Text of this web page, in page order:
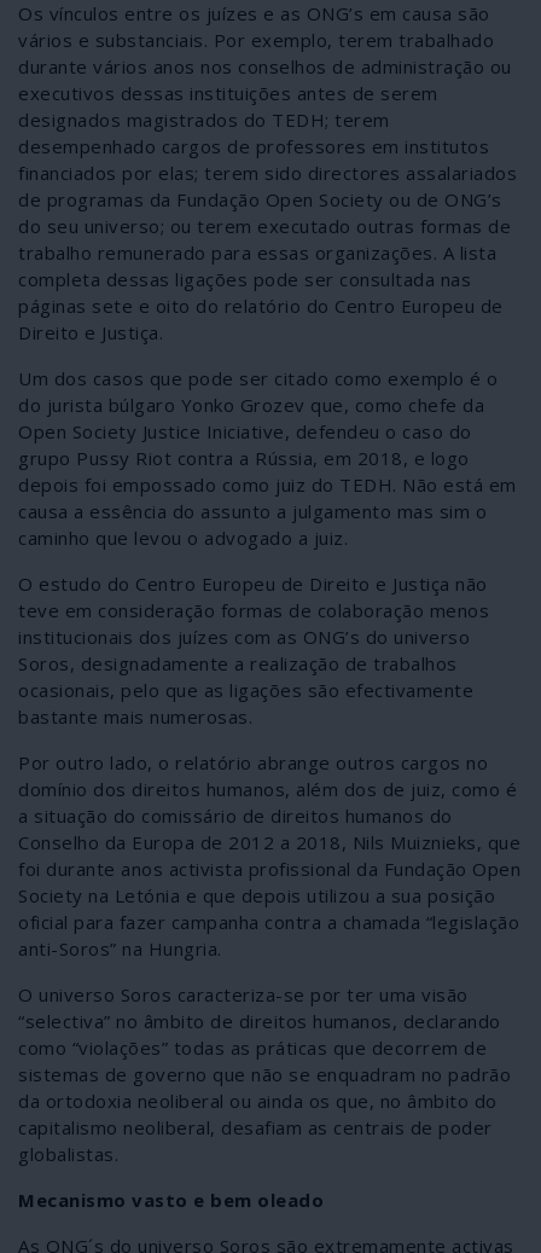
Os vínculos entre os juízes e as ONG’s em causa são
vários e substanciais. Por exemplo, terem trabalhado
durante vários anos nos conselhos de administração ou
executivos dessas instituições antes de serem
designados magistrados do TEDH; terem
desempenhado cargos de professores em institutos
financiados por elas; terem sido directores assalariados
de programas da Fundação Open Society ou de ONG’s
do seu universo; ou terem executado outras formas de
trabalho remunerado para essas organizações. A lista
completa dessas ligações pode ser consultada nas
páginas sete e oito do relatório do Centro Europeu de
Direito e Justiça.
Um dos casos que pode ser citado como exemplo é o
do jurista búlgaro Yonko Grozev que, como chefe da
Open Society Justice Iniciative, defendeu o caso do
grupo Pussy Riot contra a Rússia, em 2018, e logo
depois foi empossado como juiz do TEDH. Não está em
causa a essência do assunto a julgamento mas sim o
caminho que levou o advogado a juiz.
O estudo do Centro Europeu de Direito e Justiça não
teve em consideração formas de colaboração menos
institucionais dos juízes com as ONG’s do universo
Soros, designadamente a realização de trabalhos
ocasionais, pelo que as ligações são efectivamente
bastante mais numerosas.
Por outro lado, o relatório abrange outros cargos no
domínio dos direitos humanos, além dos de juiz, como é
a situação do comissário de direitos humanos do
Conselho da Europa de 2012 a 2018, Nils Muiznieks, que
foi durante anos activista profissional da Fundação Open
Society na Letónia e que depois utilizou a sua posição
oficial para fazer campanha contra a chamada “legislação
anti-Soros” na Hungria.
O universo Soros caracteriza-se por ter uma visão
“selectiva” no âmbito de direitos humanos, declarando
como “violações” todas as práticas que decorrem de
sistemas de governo que não se enquadram no padrão
da ortodoxia neoliberal ou ainda os que, no âmbito do
capitalismo neoliberal, desafiam as centrais de poder
globalistas.
Mecanismo vasto e bem oleado
As ONG´s do universo Soros são extremamente activas